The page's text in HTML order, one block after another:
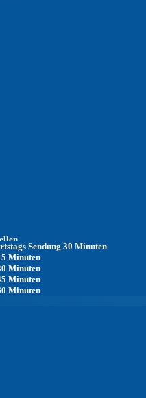
Sendung 30 Minuten
Minuten
Minuten
Minuten
Minuten